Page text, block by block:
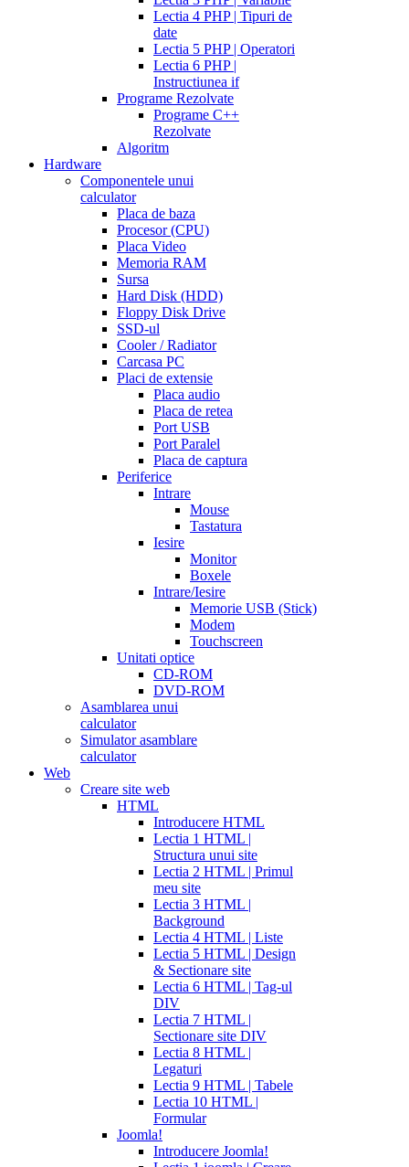
Lectia 4 PHP | Tipuri de
date
Lectia 5 PHP | Operatori
Lectia 6 PHP |
Instructiunea if
Programe Rezolvate
Programe C++
Rezolvate
Algoritm
Hardware
Componentele unui
calculator
Placa de baza
Procesor (CPU)
Placa Video
Memoria RAM
Sursa
Hard Disk (HDD)
Floppy Disk Drive
SSD-ul
Cooler / Radiator
Carcasa PC
Placi de extensie
Placa audio
Placa de retea
Port USB
Port Paralel
Placa de captura
Periferice
Intrare
Mouse
Tastatura
Iesire
Monitor
Boxele
Intrare/Iesire
Memorie USB (Stick)
Modem
Touchscreen
Unitati optice
CD-ROM
DVD-ROM
Asamblarea unui
calculator
Simulator asamblare
calculator
Web
Creare site web
HTML
Introducere HTML
Lectia 1 HTML |
Structura unui site
Lectia 2 HTML | Primul
meu site
Lectia 3 HTML |
Background
Lectia 4 HTML | Liste
Lectia 5 HTML | Design
& Sectionare site
Lectia 6 HTML | Tag-ul
DIV
Lectia 7 HTML |
Sectionare site DIV
Lectia 8 HTML |
Legaturi
Lectia 9 HTML | Tabele
Lectia 10 HTML |
Formular
Joomla!
Introducere Joomla!